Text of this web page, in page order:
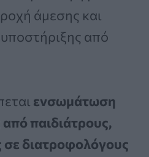
άμεσης και
από
ενσωμάτωση
παιδιάτρους,
σε διατροφολόγους